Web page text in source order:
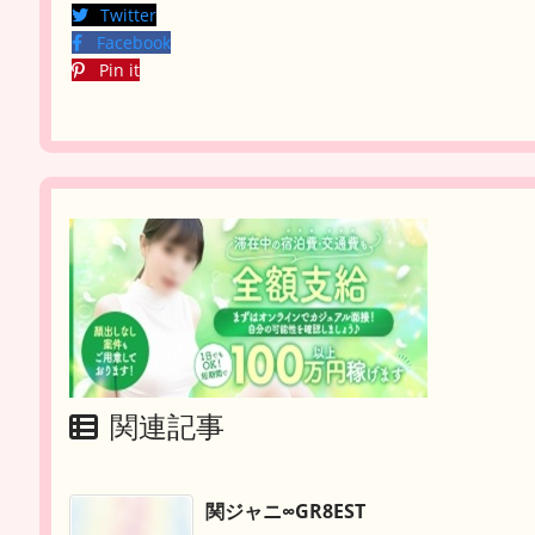
Twitter
Facebook
Pin it
関連記事
関ジャニ∞GR8EST